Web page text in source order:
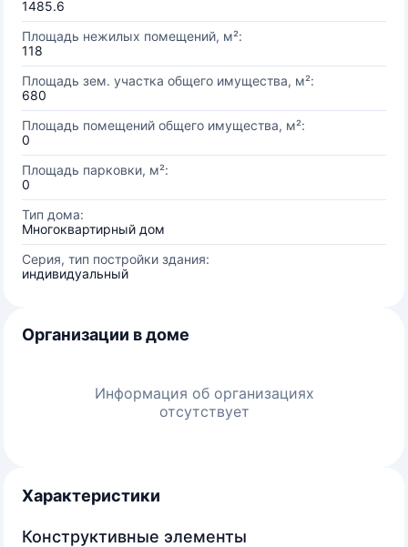
1485.6
Площадь нежилых помещений, м²:
118
Площадь зем. участка общего имущества, м²:
680
Площадь помещений общего имущества, м²:
0
Площадь парковки, м²:
0
Тип дома:
Многоквартирный дом
Серия, тип постройки здания:
индивидуальный
Организации в доме
Информация об организациях
отсутствует
Характеристики
Конструктивные элементы